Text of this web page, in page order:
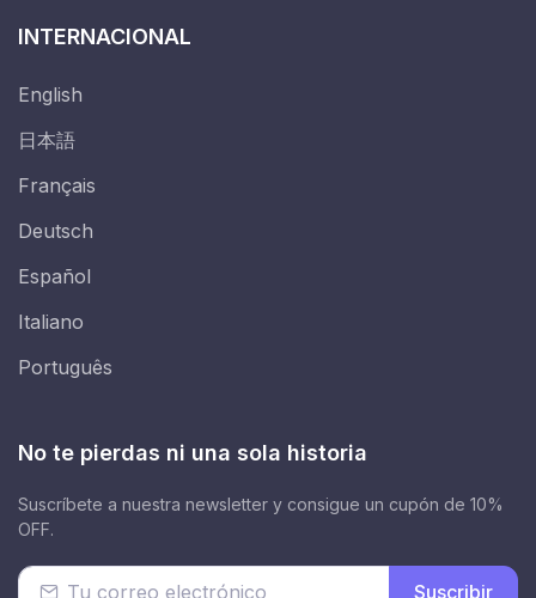
INTERNACIONAL
English
日本語
Français
Deutsch
Español
Italiano
Português
No te pierdas ni una sola historia
Suscríbete a nuestra newsletter y consigue un cupón de 10%
OFF.
Suscribir